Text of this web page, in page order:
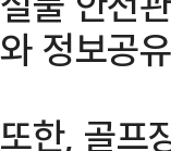
와 정보공
또한, 골프